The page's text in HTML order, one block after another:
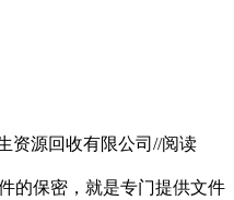
资源回收有限公司//阅读
的保密，就是专门提供文件